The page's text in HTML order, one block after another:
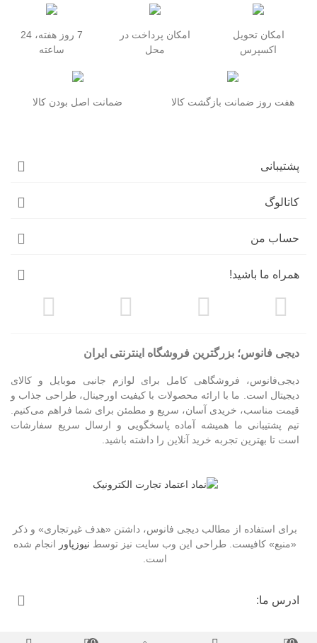
امکان تحویل
اکسپرس
امکان پرداخت در
محل
7 روز هفته، 24
ساعته
هفت روز ضمانت بازگشت کالا ضمانت اصل بودن کالا
پشتیبانی
کاتالوگ
حساب من
همراه ما باشید!
دیجی فانوس؛ بزرگترین فروشگاه اینترنتی ایران
دیجی‌فانوس، فروشگاهی کامل برای لوازم جانبی موبایل و کالای
دیجیتال است. ما با ارائه محصولات با کیفیت اورجینال، طراحی جذاب و
قیمت مناسب، خریدی آسان، سریع و مطمئن برای شما فراهم می‌کنیم.
تیم پشتیبانی ما همیشه آماده پاسخگویی و ارسال سریع سفارشات
است تا بهترین تجربه خرید آنلاین را داشته باشید.
برای استفاده از مطالب دیجی فانوس، داشتن «هدف غیرتجاری» و ذکر
«منبع» کافیست. طراحی این وب سایت نیز توسط نیوزپاور انجام شده
است.
ادرس ما: